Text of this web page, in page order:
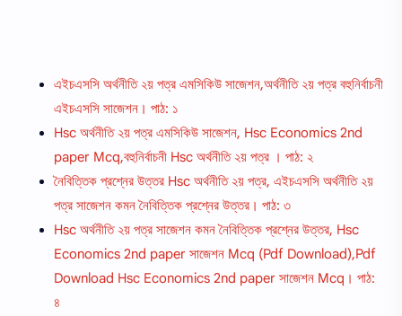
এইচএসসি অর্থনীতি ২য় পত্র এমসিকিউ সাজেশন,অর্থনীতি ২য় পত্র বহুনির্বাচনী
এইচএসসি সাজেশন। পাঠ: ১
Hsc অর্থনীতি ২য় পত্র এমসিকিউ সাজেশন, Hsc Economics 2nd
paper Mcq,বহুনির্বাচনী Hsc অর্থনীতি ২য় পত্র । পাঠ: ২
নৈবিত্তিক প্রশ্নের উত্তর Hsc অর্থনীতি ২য় পত্র, এইচএসসি অর্থনীতি ২য়
পত্র সাজেশন কমন নৈবিত্তিক প্রশ্নের উত্তর। পাঠ: ৩
Hsc অর্থনীতি ২য় পত্র সাজেশন কমন নৈবিত্তিক প্রশ্নের উত্তর, Hsc
Economics 2nd paper সাজেশন Mcq (Pdf Download),Pdf
Download Hsc Economics 2nd paper সাজেশন Mcq। পাঠ:
৪